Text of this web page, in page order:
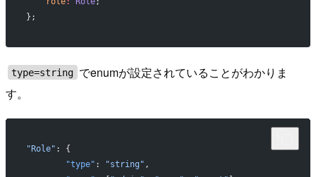
};
type=string でenumが設定されていることがわかりま
す。
"Role" : {
        "type"
: "string" ,